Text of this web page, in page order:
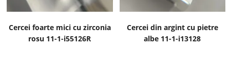
Cercei foarte mici cu zirconia
rosu 11-1-i55126R
Cercei din argint cu pietre
albe 11-1-i13128